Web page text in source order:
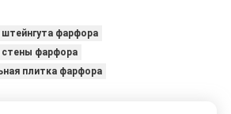
фарфора
стены фарфора
плитка фарфора